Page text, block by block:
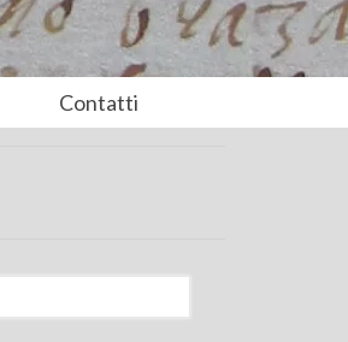
Contatti